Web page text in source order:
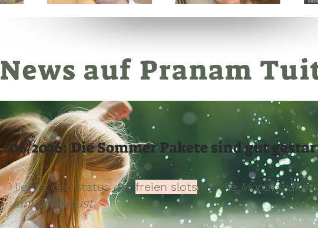
News auf Pranam
06/2026: Die Sommer Pakete sind gut
Hier ist der Status der freien slotsfür die
Juni bis August: